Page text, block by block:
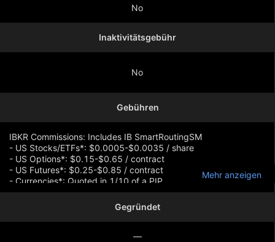
No
Inaktivitätsgebühr
No
Gebühren
IBKR Commissions: Includes IB SmartRoutingSM
- US Stocks/ETFs*: $0.0005-$0.0035 / share
- US Options*: $0.15-$0.65 / contract
- US Futures*: $0.25-$0.85 / contract
- Currencies*: Quoted in 1/10 of a PIP
- Comparable rates worldwide
*Additional charges and restrictions apply
Mehr anzeigen
Gegründet
—